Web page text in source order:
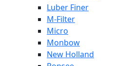
Luber Finer
M-Filter
Micro
Monbow
New Holland